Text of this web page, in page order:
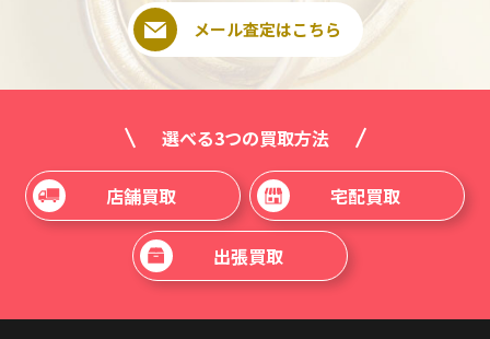
メール査定はこちら
選べる3つの買取方法
店舗買取 宅配買取
出張買取